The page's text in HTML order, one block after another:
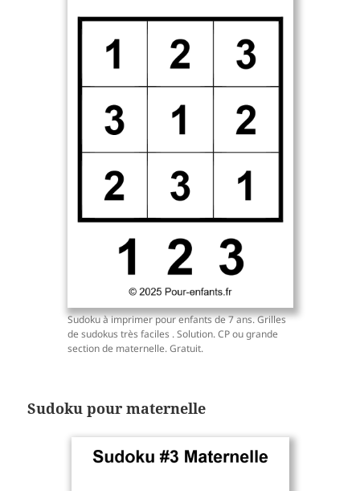
Sudoku à imprimer pour enfants de 7 ans. Grilles
de sudokus très faciles . Solution. CP ou grande
section de maternelle. Gratuit.
Sudoku pour maternelle